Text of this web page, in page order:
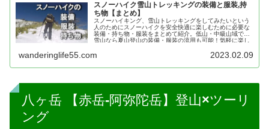
スノーハイク雪山トレッキングの装備と服装,持
ち物【まとめ】
スノーハイキング、雪山トレッキングをしてみたいという
人のためにスノーハイクを安全快適に楽しむために必要な
装備・持ち物・服装をまとめて紹介。低山・中級山域での
雪山なら夏山登山の装備・服装の流用も可能！気軽に楽し
wanderinglife55.com 2023.02.09
八ヶ岳 【赤岳-阿弥陀岳】登山×ツーリ
ング